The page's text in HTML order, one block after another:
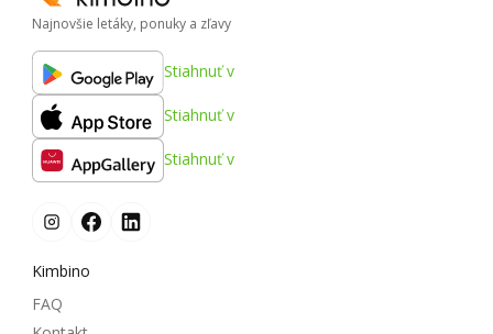
Najnovšie letáky, ponuky a zľavy
Stiahnuť v
Stiahnuť v
Stiahnuť v
Kimbino
FAQ